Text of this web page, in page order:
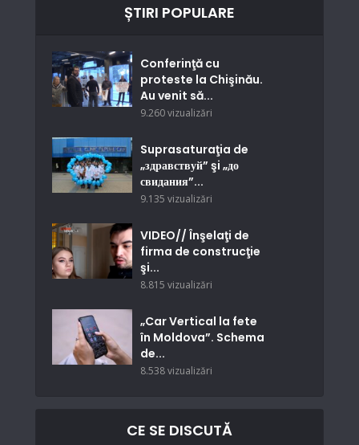
ȘTIRI POPULARE
Conferinţă cu
proteste la Chişinău.
Au venit să...
9.260 vizualizări
Suprasaturaţia de
„здравствуй” şi „до
свидания”...
9.135 vizualizări
VIDEO// Înşelaţi de
firma de construcţie
şi...
8.815 vizualizări
„Car Vertical la fete
în Moldova”. Schema
de...
8.538 vizualizări
CE SE DISCUTĂ